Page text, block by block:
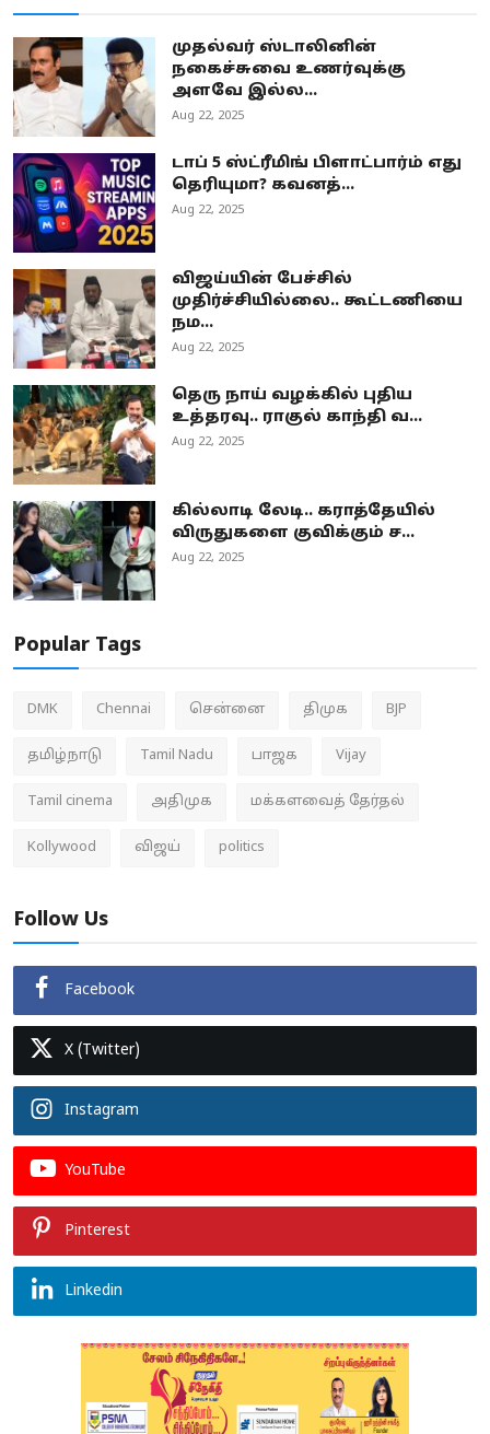
முதல்வர் ஸ்டாலினின்
நகைச்சுவை உணர்வுக்கு
அளவே இல்ல...
Aug 22, 2025
டாப் 5 ஸ்ட்ரீமிங் பிளாட்பார்ம் எது
தெரியுமா? கவனத்...
Aug 22, 2025
விஜய்யின் பேச்சில்
முதிர்ச்சியில்லை.. கூட்டணியை
நம...
Aug 22, 2025
தெரு நாய் வழக்கில் புதிய
உத்தரவு.. ராகுல் காந்தி வ...
Aug 22, 2025
கில்லாடி லேடி.. கராத்தேயில்
விருதுகளை குவிக்கும் ச...
Aug 22, 2025
Popular Tags
DMK Chennai சென்னை திமுக BJP
தமிழ்நாடு Tamil Nadu பாஜக Vijay
Tamil cinema அதிமுக மக்களவைத் தேர்தல்
Kollywood விஜய் politics
Follow Us
Facebook
X (Twitter)
Instagram
YouTube
Pinterest
Linkedin